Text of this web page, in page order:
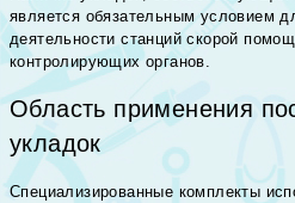
является обязательным условием
деятельности станций скорой
контролирующих органов.
Область применения
укладок
Специализированные комплекты